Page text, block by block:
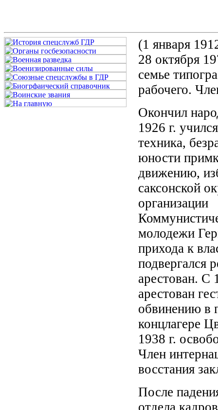
(1 января
28 октября
семье
рабочего.
Окончил
1926 г.
техника,
юности
движению,
саксонской
организации
молодежи
прихода к
подвергался
арестован. С
арестован
обвинению в
концлагере
1938 г.
Член
восстания
После
отдела